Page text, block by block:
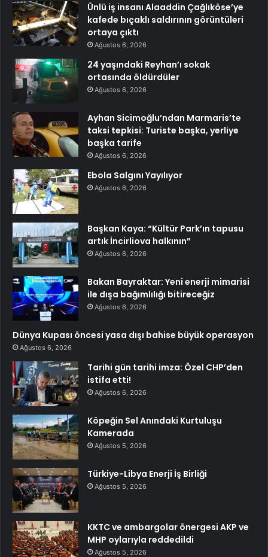
Ünlü iş insanı Alaaddin Çağlıköse’ye
kafede bıçaklı saldırının görüntüleri
ortaya çıktı
Ağustos 6, 2026
24 yaşındaki Reyhan’ı sokak
ortasında öldürdüler
Ağustos 6, 2026
Ayhan Sicimoğlu’ndan Marmaris’te
taksi tepkisi: Turiste başka, yerliye
başka tarife
Ağustos 6, 2026
Ebola Salgını Yayılıyor
Ağustos 6, 2026
Başkan Kaya: “Kültür Park’ın tapusu
artık İncirliova halkının”
Ağustos 6, 2026
Bakan Bayraktar: Yeni enerji mimarisi
ile dışa bağımlılığı bitireceğiz
Ağustos 6, 2026
Dünya Kupası öncesi yasa dışı bahise büyük operasyon
Ağustos 6, 2026
Tarihi gün tarihi imza: Özel CHP’den
istifa etti!
Ağustos 6, 2026
Köpeğin Sel Anındaki Kurtuluşu
Kamerada
Ağustos 5, 2026
Türkiye-Libya Enerji İş Birliği
Ağustos 5, 2026
KKTC ve ambargolar önergesi AKP ve
MHP oylarıyla reddedildi
Ağustos 5, 2026